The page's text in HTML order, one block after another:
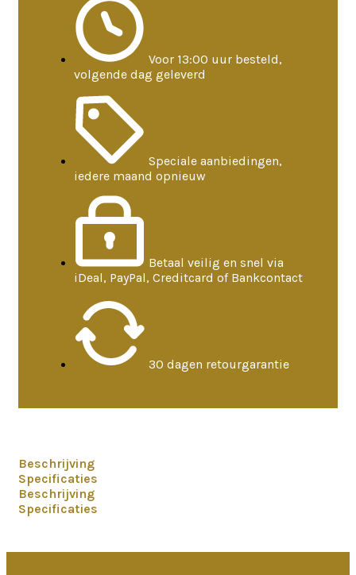
Voor 13:00 uur besteld,
volgende dag geleverd
Speciale aanbiedingen,
iedere maand opnieuw
Betaal veilig en snel via
iDeal, PayPal, Creditcard of Bankcontact
30 dagen retourgarantie
Beschrijving
Specificaties
Beschrijving
Specificaties